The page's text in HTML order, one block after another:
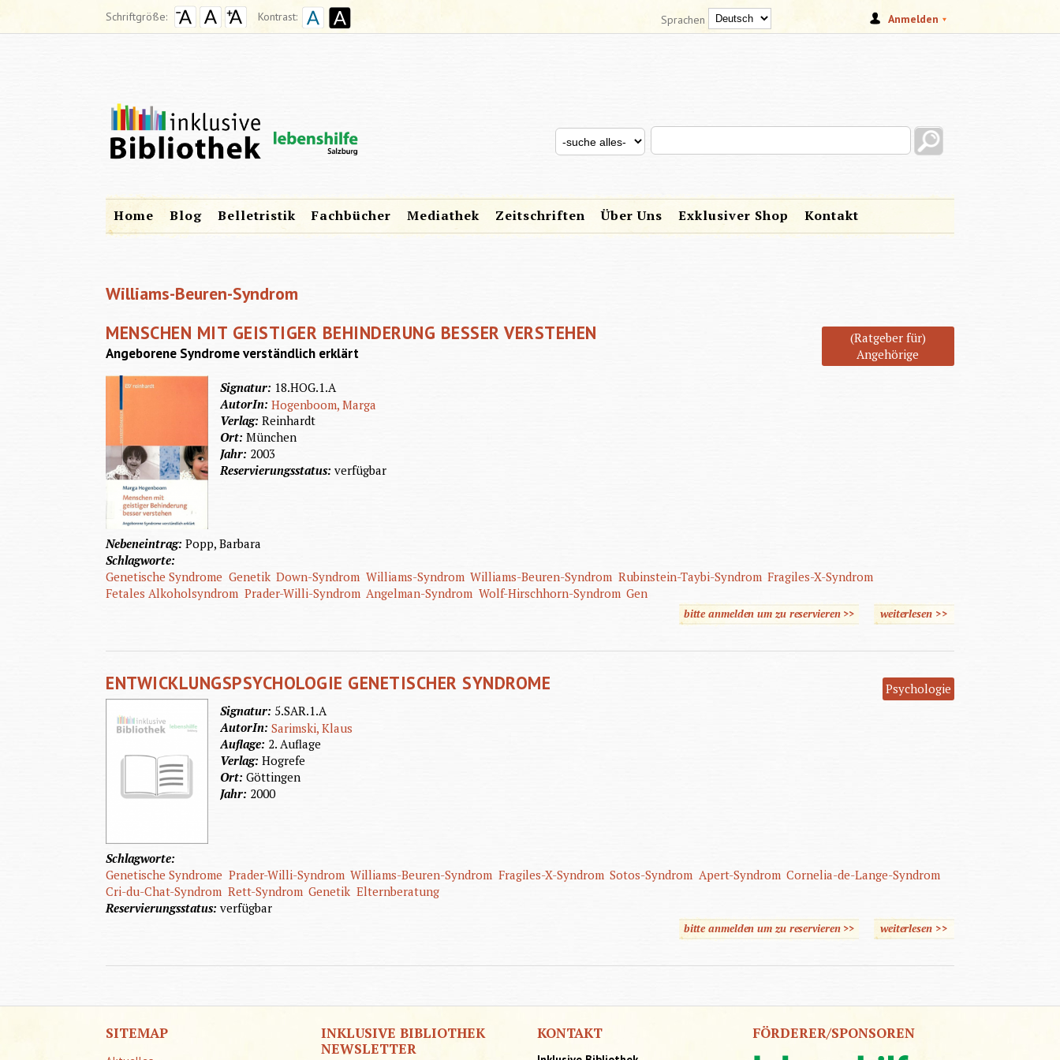
Schriftgröße: Kontrast: Anmelden
Sprachen
SUCHFORMULAR
Search this site
Search for
Home Blog Belletristik Fachbücher Mediathek Zeitschriften Über Uns Exklusiver Shop Kontakt
Williams-Beuren-Syndrom
MENSCHEN MIT GEISTIGER BEHINDERUNG BESSER VERSTEHEN
(Ratgeber für)
Angehörige
Angeborene Syndrome verständlich erklärt
Signatur: 18.HOG.1.A
AutorIn:Hogenboom, Marga
Verlag:Reinhardt
Ort:München
Jahr: 2003
Reservierungsstatus:verfügbar
Nebeneintrag:Popp, Barbara
Schlagworte:
Genetische Syndrome Genetik Down-Syndrom Williams-Syndrom Williams-Beuren-Syndrom Rubinstein-Taybi-Syndrom Fragiles-X-Syndrom
Fetales Alkoholsyndrom Prader-Willi-Syndrom Angelman-Syndrom Wolf-Hirschhorn-Syndrom Gen
bitte anmelden um zu reservieren >> weiterlesen>>
ENTWICKLUNGSPSYCHOLOGIE GENETISCHER SYNDROME
Psychologie
Signatur: 5.SAR.1.A
AutorIn:Sarimski, Klaus
Auflage: 2. Auflage
Verlag:Hogrefe
Ort:Göttingen
Jahr: 2000
Schlagworte:
Genetische Syndrome Prader-Willi-Syndrom Williams-Beuren-Syndrom Fragiles-X-Syndrom Sotos-Syndrom Apert-Syndrom Cornelia-de-Lange-Syndrom
Cri-du-Chat-Syndrom Rett-Syndrom Genetik Elternberatung
Reservierungsstatus:verfügbar
bitte anmelden um zu reservieren >> weiterlesen>>
SITEMAP
INKLUSIVE BIBLIOTHEK
NEWSLETTER
KONTAKT FÖRDERER/SPONSOREN